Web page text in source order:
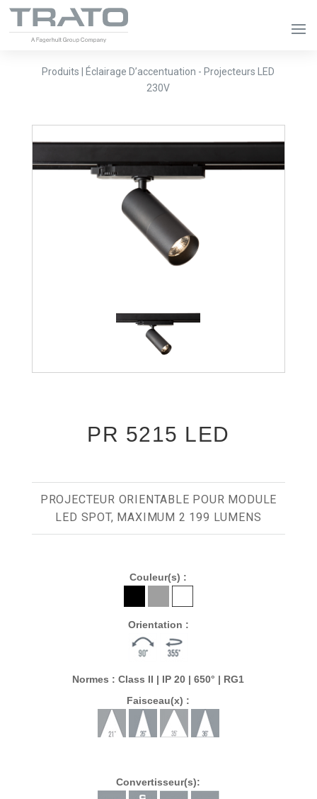
Produits | Éclairage D’accentuation - Projecteurs LED
230V
PR 5215 LED
PROJECTEUR ORIENTABLE POUR MODULE
LED SPOT, MAXIMUM 2 199 LUMENS
Couleur(s) :
Orientation :
Normes : Class II | IP 20 | 650° | RG1
Faisceau(x) :
Convertisseur(s):